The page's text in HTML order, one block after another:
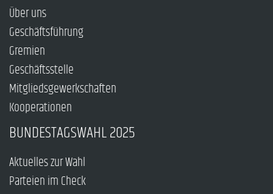
Über uns
Geschäftsführung
Gremien
Geschäftsstelle
Mitgliedsgewerkschaften
Kooperationen
BUNDESTAGSWAHL 2025
Aktuelles zur Wahl
Parteien im Check